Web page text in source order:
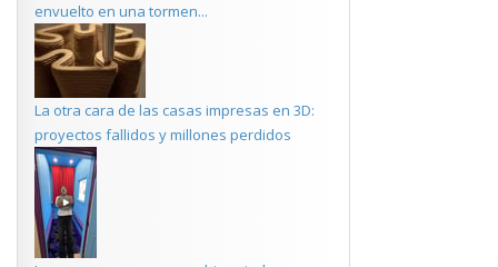
envuelto en una tormen...
La otra cara de las casas impresas en 3D:
proyectos fallidos y millones perdidos